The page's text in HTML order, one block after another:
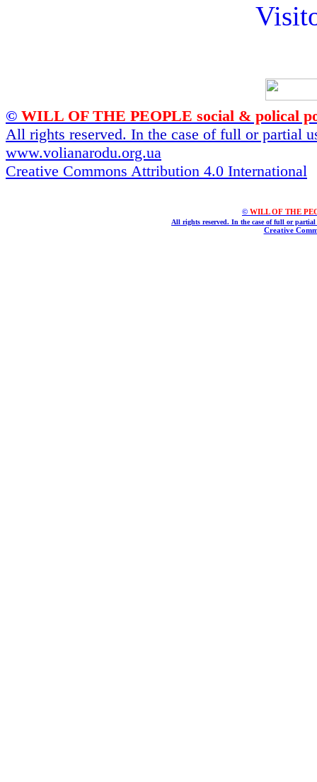
© WILL OF THE PEOPLE social & polical
All rights reserved. In the case of full or partial
www.volianarodu.org.ua
Creative Commons Attribution 4.0 International
© WILL OF THE
All rights reserved. In the case of full or
Creative